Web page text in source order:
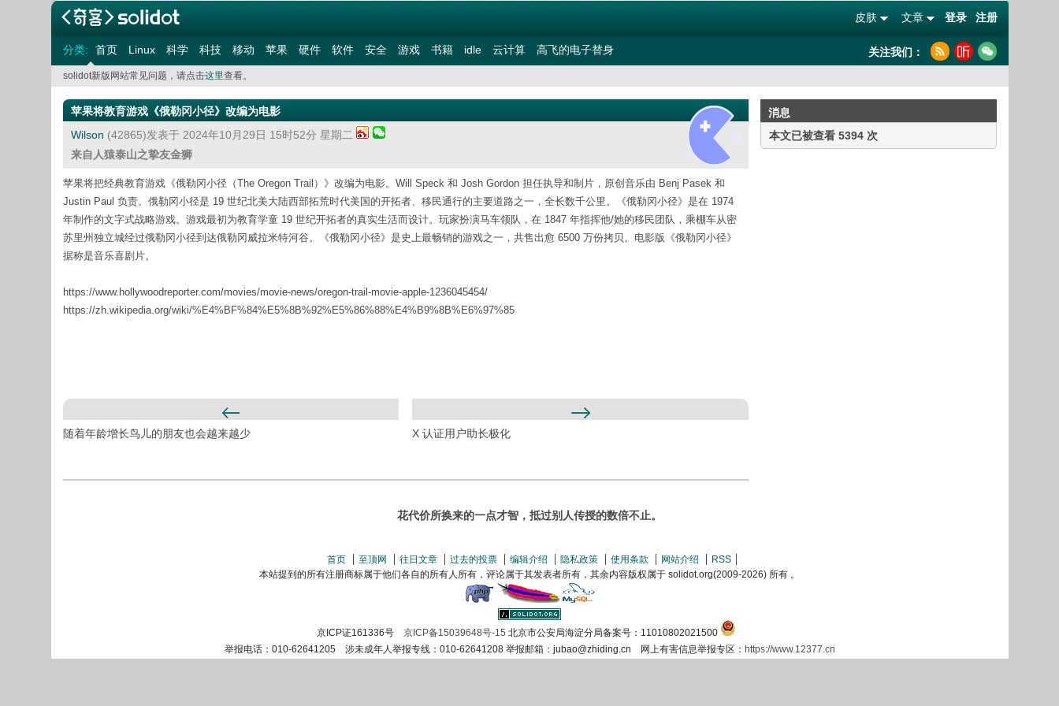
登录 注册
文章
皮肤
分类: 首页 Linux 科学 科技 移动 苹果 硬件 软件 安全 游戏 书籍 idle 云计算 高飞的电子替身 关注我们：
solidot新版网站常见问题，请点击这里查看。
消息
本文已被查看 5394 次
苹果将教育游戏《俄勒冈小径》改编为电影
Wilson (42865)发表于 2024年10月29日 15时52分 星期二
来自人猿泰山之挚友金狮
苹果将把经典教育游戏《俄勒冈小径（The Oregon Trail）》改编为电影。Will Speck 和 Josh Gordon 担任执导和制片，原创音乐由 Benj Pasek 和
Justin Paul 负责。俄勒冈小径是 19 世纪北美大陆西部拓荒时代美国的开拓者、移民通行的主要道路之一，全长数千公里。《俄勒冈小径》是在 1974
年制作的文字式战略游戏。游戏最初为教育学童 19 世纪开拓者的真实生活而设计。玩家扮演马车领队，在 1847 年指挥他/她的移民团队，乘棚车从密
苏里州独立城经过俄勒冈小径到达俄勒冈威拉米特河谷。《俄勒冈小径》是史上最畅销的游戏之一，共售出愈 6500 万份拷贝。电影版《俄勒冈小径》
据称是音乐喜剧片。
https://www.hollywoodreporter.com/movies/movie-news/oregon-trail-movie-apple-1236045454/
https://zh.wikipedia.org/wiki/%E4%BF%84%E5%8B%92%E5%86%88%E4%B9%8B%E6%97%85
随着年龄增长鸟儿的朋友也会越来越少 X 认证用户助长极化
花代价所换来的一点才智，抵过别人传授的数倍不止。
首页 至顶网 往日文章 过去的投票 编辑介绍 隐私政策 使用条款 网站介绍
RSS
本站提到的所有注册商标属于他们各自的所有人所有，评论属于其发表者所有，其余内容版权属于 solidot.org(2009-2026) 所有 。
京ICP证161336号 京ICP备15039648号-15 北京市公安局海淀分局备案号：11010802021500
举报电话：010-62641205 涉未成年人举报专线：010-62641208 举报邮箱：jubao@zhiding.cn 网上有害信息举报专区： https://www.12377.cn